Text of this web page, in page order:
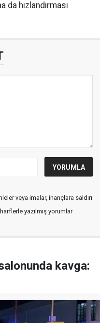
hızlandırması
veya imalar, inançlara saldırı
yazılmış yorumlar
kavga: